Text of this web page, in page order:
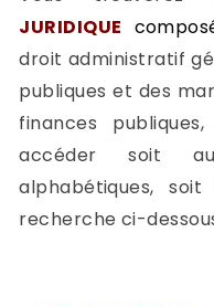
JURIDIQUE
droit administratif
publiques et des
finances
accéder soit
alphabétiques,
recherche ci-